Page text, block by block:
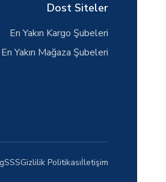
Dost Siteler
En Yakın Kargo Şubeleri
En Yakın Mağaza Şubeleri
SSSGizlilik Politikasıİletişim